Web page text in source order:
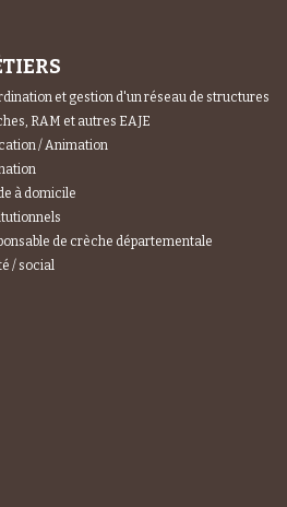
et gestion d'un réseau de structures
RAM et autres EAJE
/ Animation
à domicile
de crèche départementale
/ social